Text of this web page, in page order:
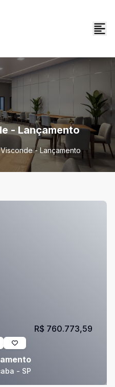
- Lançamento
- Lançamento
- SP
R$ 760.773,59